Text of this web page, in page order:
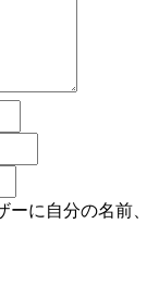
に自分の名前、